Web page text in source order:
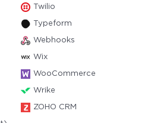
Twilio
Typeform
Webhooks
Wix
WooCommerce
Wrike
ZOHO CRM